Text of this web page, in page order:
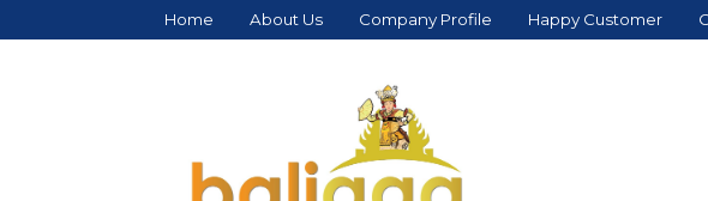
Home About Us Company Profile Happy Customer